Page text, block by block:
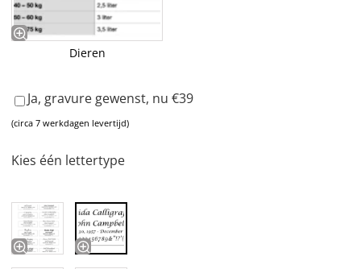
Dieren
Ja, gravure gewenst, nu €39
(circa 7 werkdagen levertijd)
Kies één lettertype